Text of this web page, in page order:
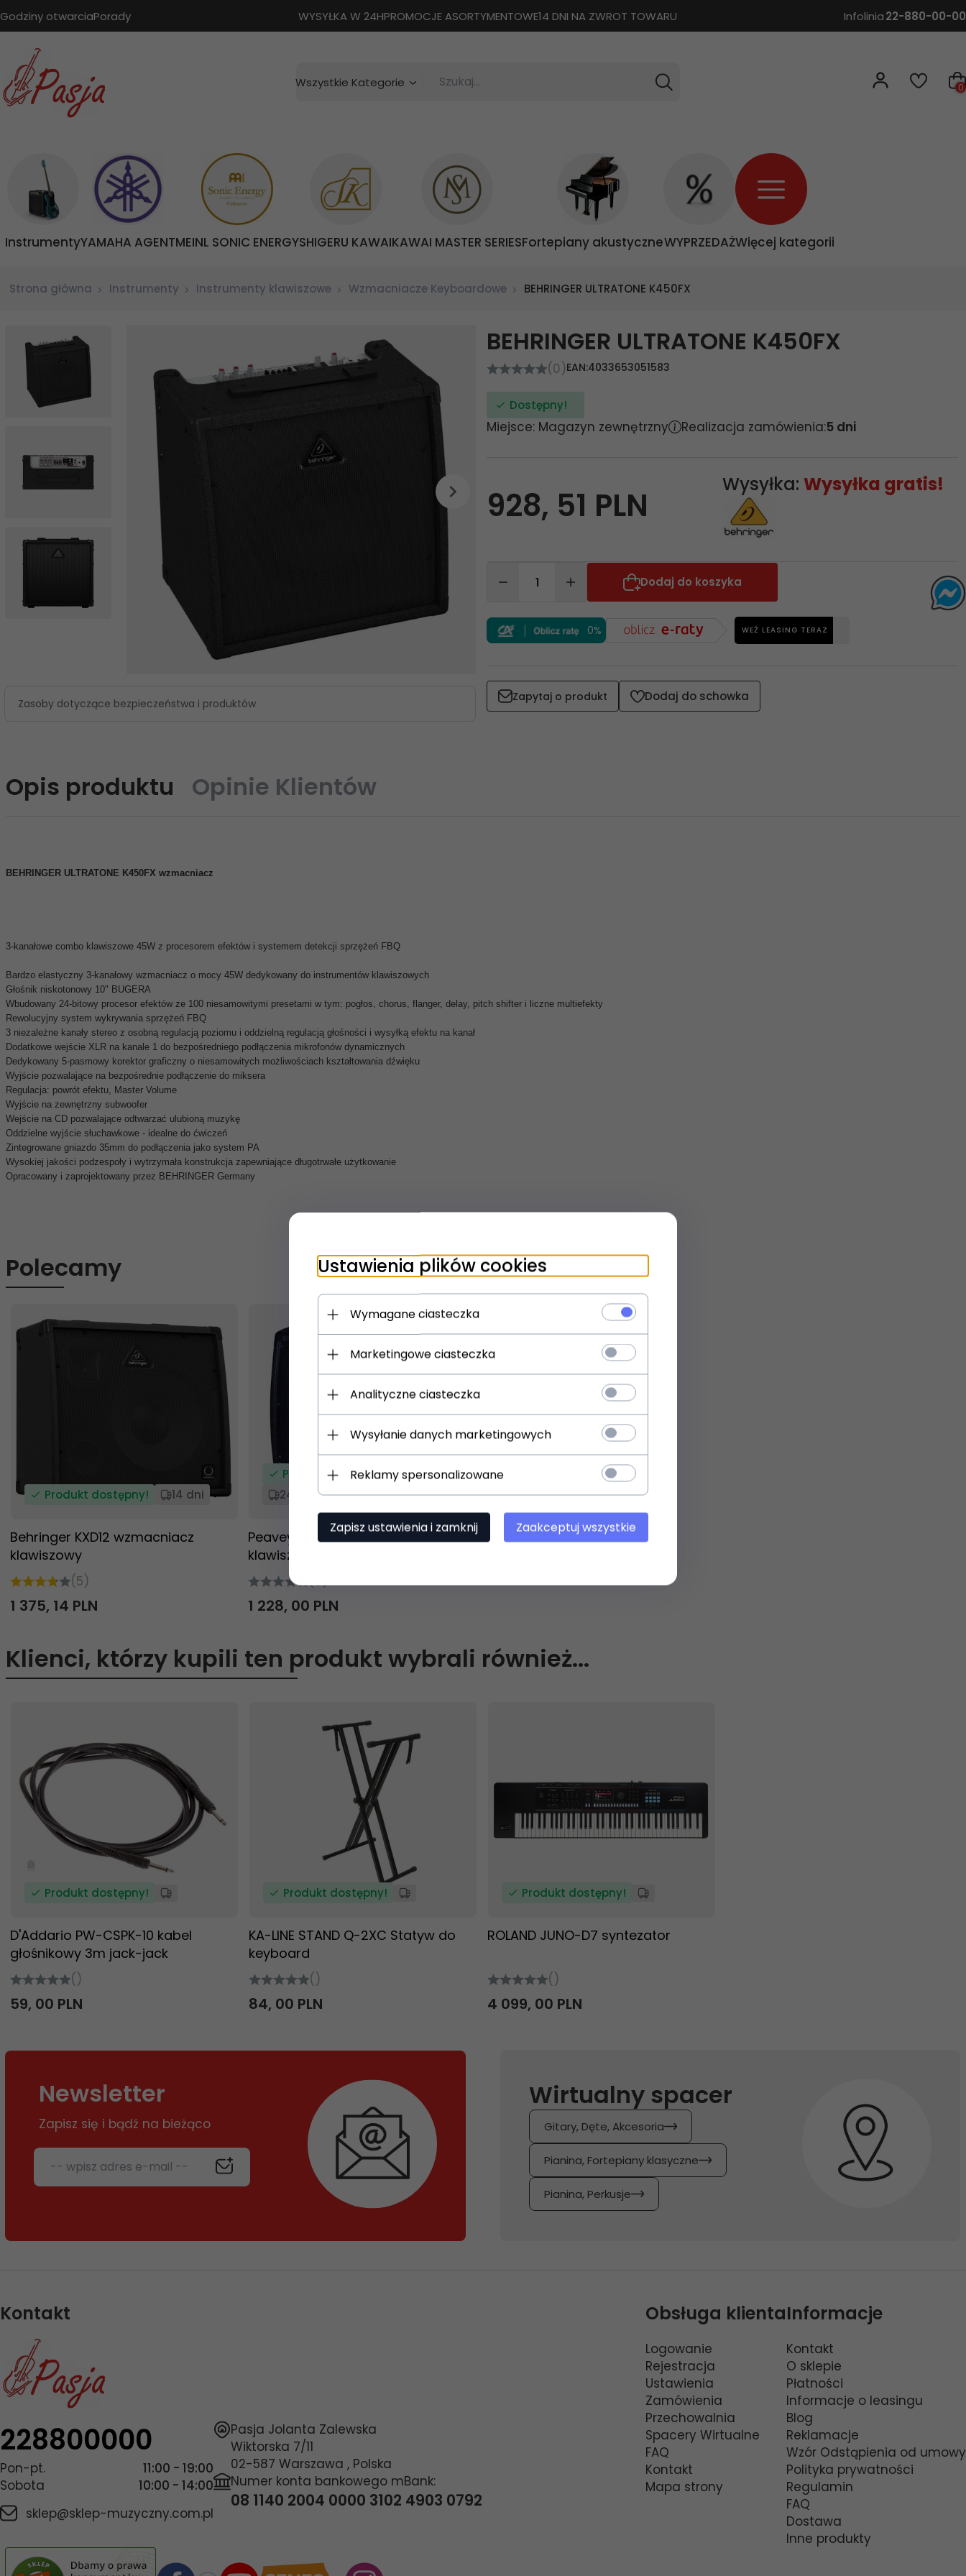
Godziny otwarciaPorady WYSYŁKA W 24HPROMOCJE ASORTYMENTOWE14 DNI NA ZWROT TOWARU Infolinia22-880-00-00
categories_searcher
Wszystkie Kategorie Szukaj... 0
InstrumentyYAMAHA AGENTMEINL SONIC ENERGYSHIGERU KAWAIKAWAI MASTER SERIESFortepiany akustyczneWYPRZEDAŻWięcej kategorii
Strona główna Instrumenty Instrumenty klawiszowe Wzmacniacze Keyboardowe BEHRINGER ULTRATONE K450FX
Zasoby dotyczące bezpieczeństwa i produktów
BEHRINGER ULTRATONE K450FX
(0)EAN:4033653051583
Dostępny!
Miejsce: Magazyn zewnętrzny Realizacja zamówienia:5 dni
928, 51 PLN
Wysyłka: Wysyłka gratis!
Dodaj do koszyka
0% WEŹ LEASING TERAZ
Zapytaj o produkt Dodaj do schowka
Opis produktu Opinie Klientów
BEHRINGER ULTRATONE K450FX wzmacniacz
3-kanałowe combo klawiszowe 45W z procesorem efektów i systemem detekcji sprzężeń FBQ
Bardzo elastyczny 3-kanałowy wzmacniacz o mocy 45W dedykowany do instrumentów klawiszowych
Głośnik niskotonowy 10" BUGERA
Wbudowany 24-bitowy procesor efektów ze 100 niesamowitymi presetami w tym: pogłos, chorus, flanger, delay, pitch shifter i liczne multiefekty
Rewolucyjny system wykrywania sprzężeń FBQ
3 niezależne kanały stereo z osobną regulacją poziomu i oddzielną regulacją głośności i wysyłką efektu na kanał
Dodatkowe wejście XLR na kanale 1 do bezpośredniego podłączenia mikrofonów dynamicznych
Dedykowany 5-pasmowy korektor graficzny o niesamowitych możliwościach kształtowania dźwięku
Wyjście pozwalające na bezpośrednie podłączenie do miksera
Regulacja: powrót efektu, Master Volume
Wyjście na zewnętrzny subwoofer
Wejście na CD pozwalające odtwarzać ulubioną muzykę
Oddzielne wyjście słuchawkowe - idealne do ćwiczeń
Zintegrowane gniazdo 35mm do podłączenia jako system PA
Wysokiej jakości podzespoły i wytrzymała konstrukcja zapewniające długotrwałe użytkowanie
Opracowany i zaprojektowany przez BEHRINGER Germany
Polecamy
Produkt dostępny! 14 dni
Behringer KXD12 wzmacniacz
klawiszowy
(5)
1 375, 14 PLN
Produkt dostępny!
24 godziny
Peavey KB2 Wzmacniacz
klawiszowy
(0)
1 228, 00 PLN
Klienci, którzy kupili ten produkt wybrali również...
Produkt dostępny!
D'Addario PW-CSPK-10 kabel
głośnikowy 3m jack-jack
()
59, 00 PLN
Produkt dostępny!
KA-LINE STAND Q-2XC Statyw do
keyboard
()
84, 00 PLN
Produkt dostępny!
ROLAND JUNO-D7 syntezator
()
4 099, 00 PLN
Newsletter
Zapisz się i bądź na bieżąco
-- wpisz adres e-mail --
Wirtualny spacer
Gitary, Dęte, Akcesoria
Pianina, Fortepiany klasyczne
Pianina, Perkusje
Kontakt
228800000
Pon-pt.
11:00 - 19:00
Sobota
10:00 - 14:00
sklep@sklep-muzyczny.com.pl
Pasja Jolanta Zalewska
Wiktorska 7/11
02-587 Warszawa , Polska
Numer konta bankowego mBank:
08 1140 2004 0000 3102 4903 0792
Obsługa klienta
Logowanie
Rejestracja
Ustawienia
Zamówienia
Przechowalnia
Spacery Wirtualne
FAQ
Kontakt
Mapa strony
Informacje
Kontakt
O sklepie
Płatności
Informacje o leasingu
Blog
Reklamacje
Wzór Odstąpienia od umowy
Polityka prywatności
Regulamin
FAQ
Dostawa
Inne produkty
Ustawienia plików cookies
Wymagane ciasteczka
Marketingowe ciasteczka
Analityczne ciasteczka
Wysyłanie danych marketingowych
Reklamy spersonalizowane
Zapisz ustawienia i zamknij Zaakceptuj wszystkie